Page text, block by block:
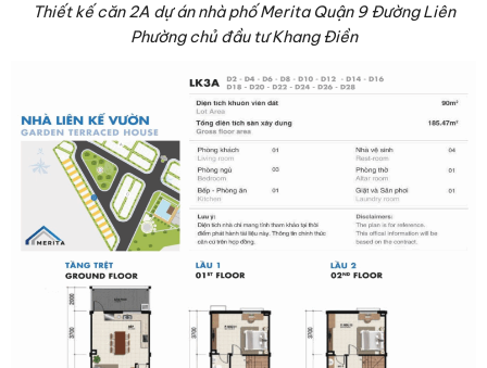
Thiết kế căn 2A dự án nhà phố Merita Quận 9 Đường Liên
Phường chủ đầu tư Khang Điền